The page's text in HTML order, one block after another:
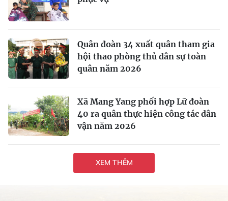
Quân đoàn 34 xuất quân tham gia
hội thao phòng thủ dân sự toàn
quân năm 2026
Xã Mang Yang phối hợp Lữ đoàn
40 ra quân thực hiện công tác dân
vận năm 2026
XEM THÊM